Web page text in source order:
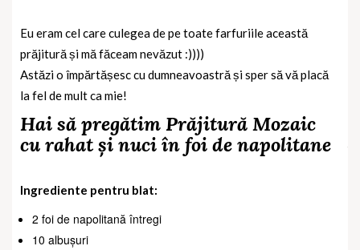
Eu eram cel care culegea de pe toate farfuriile această
prăjitură și mă făceam nevăzut :))))
Astăzi o împărtășesc cu dumneavoastră și sper să vă placă
la fel de mult ca mie!
Hai să pregătim Prăjitură Mozaic
cu rahat și nuci în foi de napolitane
Ingrediente pentru blat:
2 foi de napolitană întregi
10 albușuri